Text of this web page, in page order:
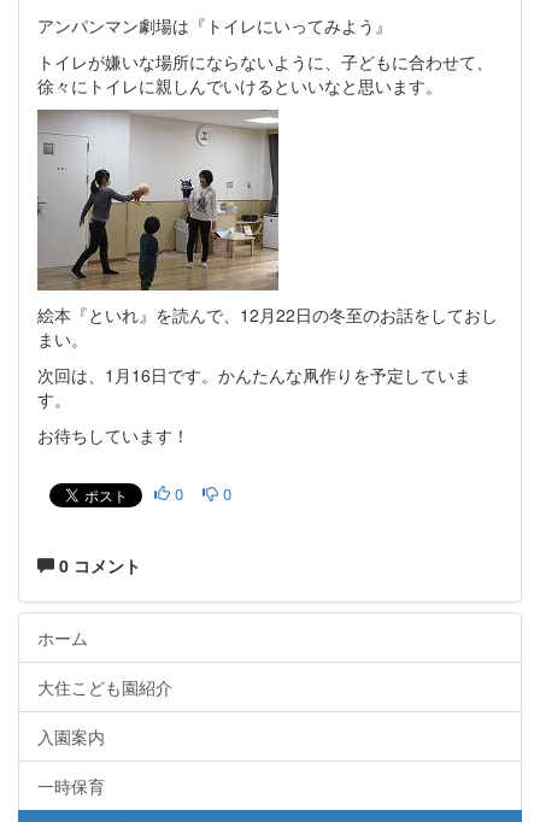
アンパンマン劇場は『トイレにいってみよう』
トイレが嫌いな場所にならないように、子どもに合わせて、
徐々にトイレに親しんでいけるといいなと思います。
絵本『といれ』を読んで、12月22日の冬至のお話をしておし
まい。
次回は、1月16日です。かんたんな凧作りを予定していま
す。
お待ちしています！
0 0
0 コメント
ホーム
大住こども園紹介
入園案内
一時保育